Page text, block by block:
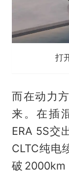
打
而在动力
来。在插
ERA 5S交
CLTC纯电
破